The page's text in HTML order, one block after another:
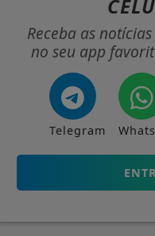
Receba as
no seu app
Telegram